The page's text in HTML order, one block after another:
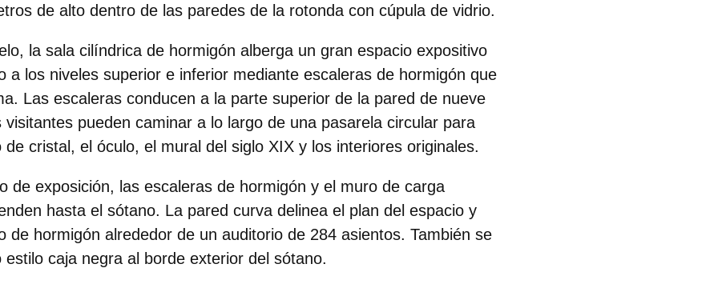
de alto dentro de las paredes de la rotonda con cúpula de vidrio.
la sala cilíndrica de hormigón alberga un gran espacio expositivo
a los niveles superior e inferior mediante escaleras de hormigón que
. Las escaleras conducen a la parte superior de la pared de nueve
visitantes pueden caminar a lo largo de una pasarela circular para
cristal, el óculo, el mural del siglo XIX y los interiores originales.
de exposición, las escaleras de hormigón y el muro de carga
hasta el sótano. La pared curva delinea el plan del espacio y
de hormigón alrededor de un auditorio de 284 asientos. También se
caja negra al borde exterior del sótano.